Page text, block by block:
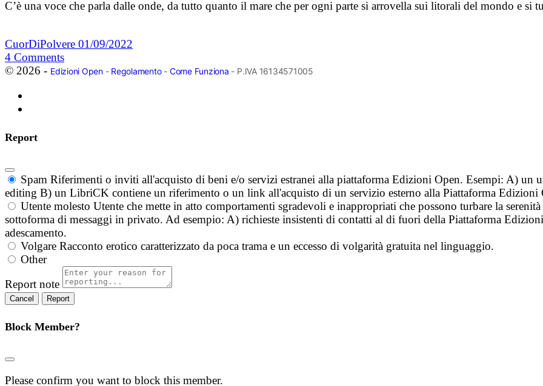
C’è una voce che parla dalle onde, da tutto quanto il mare che per ogni parte si arrovella sui litorali del mondo e si
CuorDiPolvere 01/09/2022
4 Comments
© 2026 - Edizioni Open- Regolamento- Come Funziona - P.IVA 16134571005
Report
Spam Riferimenti o inviti all'acquisto di beni e/o servizi estranei alla piattaforma Edizioni Open. Esempi: A) un
editing B) un LibriCK contiene un riferimento o un link all'acquisto di un servizio esterno alla Piattaforma Edizioni
Utente molesto Utente che mette in atto comportamenti sgradevoli e inappropriati che possono turbare la
sottoforma di messaggi in privato. Ad esempio: A) richieste insistenti di contatti al di fuori della Piattaforma
adescamento.
Volgare Racconto erotico caratterizzato da poca trama e un eccesso di volgarità gratuita nel linguaggio.
Other
Report note
Report
Block Member?
Please confirm you want to block this member.